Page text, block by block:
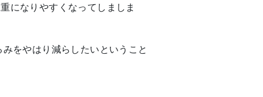
になりやすくなってしましま
をやはり減らしたいということ